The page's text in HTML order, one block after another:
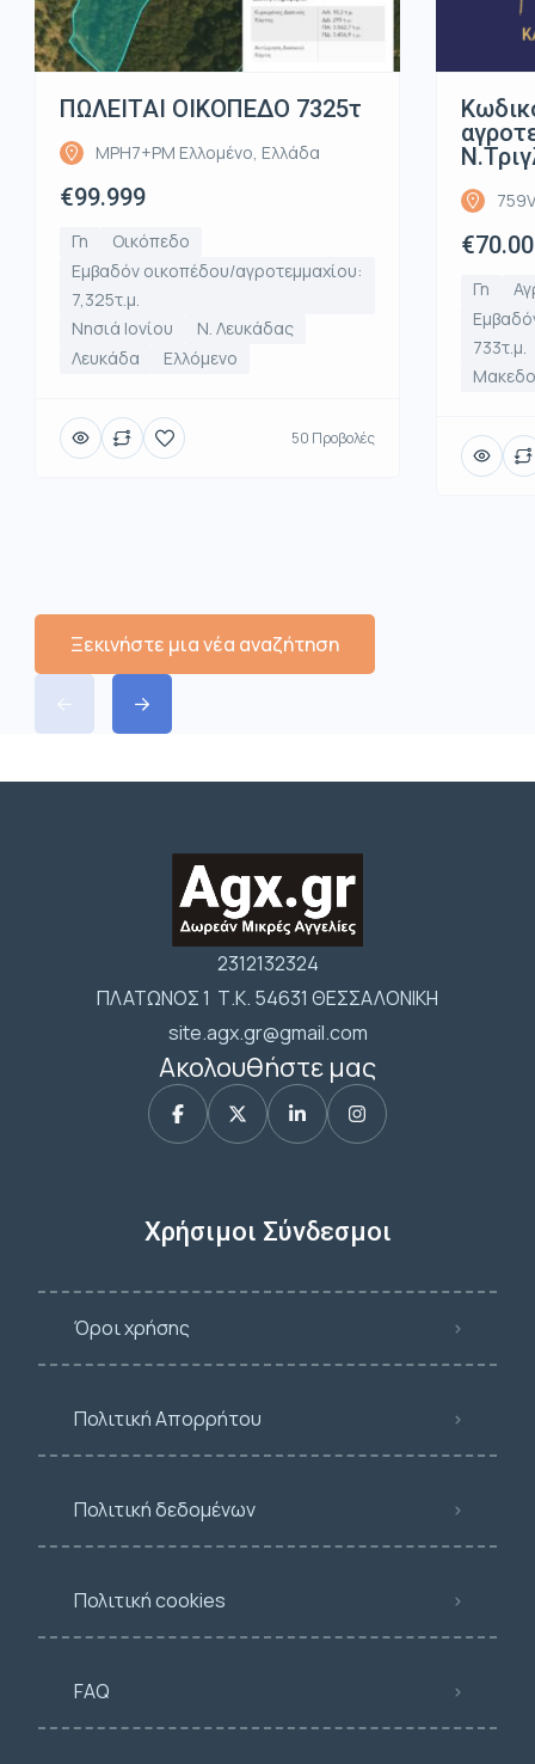
ΠΩΛΕΙΤΑΙ ΟΙΚΟΠΕΔΟ 7325τ
MPH7+PM Ελλομένο, Ελλάδα
€99.999
Γη
Οικόπεδο
Εμβαδόν οικοπέδου/αγροτεμμαχίου:
7,325τ.μ.
Νησιά Ιονίου
Ν. Λευκάδας
Λευκάδα
Ελλόμενο
50 Προβολές
Γη
733τ.μ.
Ξεκινήστε μια νέα αναζήτηση
2312132324
ΠΛΑΤΩΝΟΣ 1 Τ.Κ. 54631 ΘΕΣΣΑΛΟΝΙΚΗ
site.agx.gr@gmail.com
Ακολουθήστε μας
Χρήσιμοι Σύνδεσμοι
Όροι χρήσης
Πολιτική Απορρήτου
Πολιτική δεδομένων
Πολιτική cookies
FAQ